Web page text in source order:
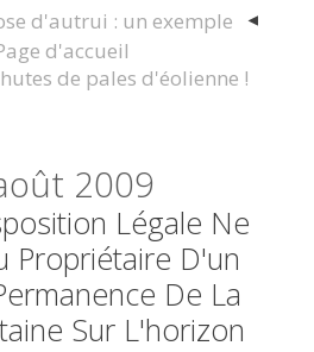
d'autrui : un exemple
d'accueil
de pales d'éolienne !
2009
Légale Ne
Propriétaire D'un
De La
Sur L'horizon